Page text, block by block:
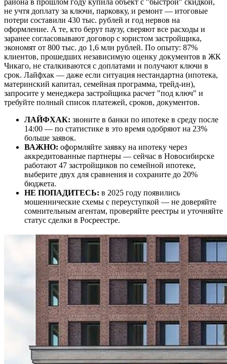
района в прошлом году купила объект с "быстрой" скидкой,
не учтя доплату за ключи, парковку, и ремонт — итоговые
потери составили 430 тыс. рублей и год нервов на
оформление. А те, кто берут паузу, сверяют все расходы и
заранее согласовывают договор с юристом застройщика,
экономят от 800 тыс. до 1,6 млн рублей. По опыту: 87%
клиентов, прошедших независимую оценку документов в ЖК
Чикаго, не сталкиваются с доплатами и получают ключи в
срок. Лайфхак — даже если ситуация нестандартна (ипотека,
материнский капитал, семейная программа, трейд-ин),
запросите у менеджера застройщика расчет "под ключ" и
требуйте полный список платежей, сроков, документов.
ЛАЙФХАК: звоните в банки по ипотеке в среду после
14:00 — по статистике в это время одобряют на 23%
больше заявок.
ВАЖНО: оформляйте заявку на ипотеку через
аккредитованные партнеры — сейчас в Новосибирске
работают 47 застройщиков по семейной ипотеке,
выберите двух для сравнения и сохраните до 20%
бюджета.
НЕ ПОПАДИТЕСЬ: в 2025 году появились
мошеннические схемы с переуступкой — не доверяйте
сомнительным агентам, проверяйте реестры и уточняйте
статус сделки в Росреестре.